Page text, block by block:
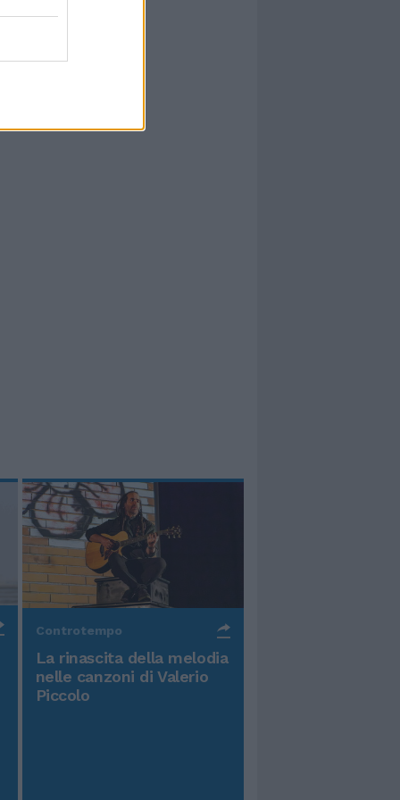
Controtempo
La rinascita della melodia
nelle canzoni di Valerio
Piccolo